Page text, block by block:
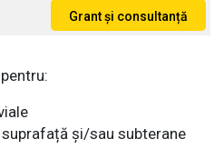
și/sau subterane